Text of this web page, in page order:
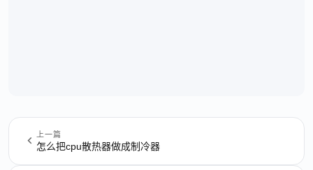
上一篇
怎么把cpu散热器做成制冷器